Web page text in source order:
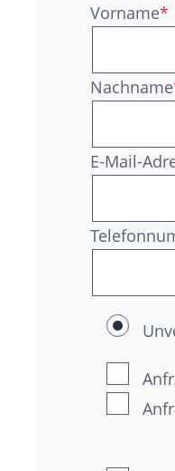
Vorname*
Nachname
E-Mail-